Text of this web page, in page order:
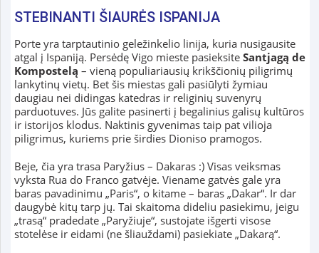
STEBINANTI ŠIAURĖS ISPANIJA
Porte yra tarptautinio geležinkelio linija, kuria nusigausite
atgal į Ispaniją. Persėdę Vigo mieste pasieksite Santjagą de
Kompostelą – vieną populiariausių krikščionių piligrimų
lankytinų vietų. Bet šis miestas gali pasiūlyti žymiau
daugiau nei didingas katedras ir religinių suvenyrų
parduotuves. Jūs galite pasinerti į begalinius galisų kultūros
ir istorijos klodus. Naktinis gyvenimas taip pat vilioja
piligrimus, kuriems prie širdies Dioniso pramogos.
Beje, čia yra trasa Paryžius – Dakaras :) Visas veiksmas
vyksta Rua do Franco gatvėje. Viename gatvės gale yra
baras pavadinimu „Paris“, o kitame – baras „Dakar“. Ir dar
daugybė kitų tarp jų. Tai skaitoma dideliu pasiekimu, jeigu
„trasą“ pradedate „Paryžiuje“, sustojate išgerti visose
stotelėse ir eidami (ne šliauždami) pasiekiate „Dakarą“.